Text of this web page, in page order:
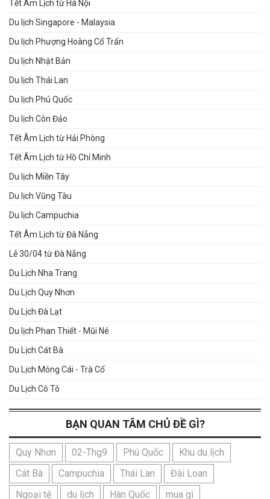
Tết Âm Lịch từ Hà Nội
Du lịch Singapore - Malaysia
Du lịch Phượng Hoàng Cổ Trấn
Du lịch Nhật Bản
Du lịch Thái Lan
Du lịch Phú Quốc
Du lịch Côn Đảo
Tết Âm Lịch từ Hải Phòng
Tết Âm Lịch từ Hồ Chí Minh
Du lịch Miền Tây
Du lịch Vũng Tàu
Du lịch Campuchia
Tết Âm Lịch từ Đà Nẵng
Lễ 30/04 từ Đà Nẵng
Du Lịch Nha Trang
Du Lịch Quy Nhơn
Du Lịch Đà Lạt
Du lịch Phan Thiết - Mũi Né
Du Lịch Cát Bà
Du Lịch Móng Cái - Trà Cổ
Du Lịch Cô Tô
BẠN QUAN TÂM CHỦ ĐỀ GÌ?
Quy Nhơn 02-Thg9 Phú Quốc
Khu du lịch
Cát Bà
Campuchia Thái Lan
Đài Loan
Ngoại tệ
du lịch Hàn Quốc
mua gì